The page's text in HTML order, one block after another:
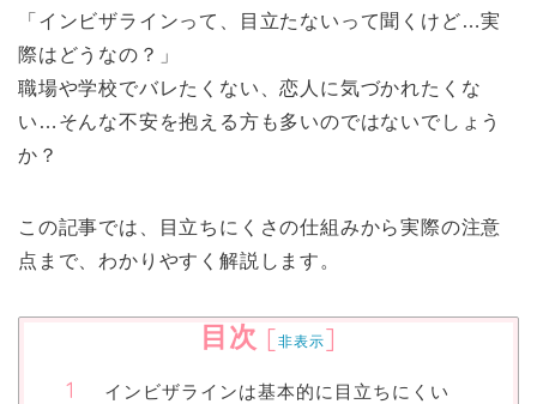
「インビザラインって、目立たないって聞くけど…実
際はどうなの？」
職場や学校でバレたくない、恋人に気づかれたくな
い…そんな不安を抱える方も多いのではないでしょう
か？
この記事では、目立ちにくさの仕組みから実際の注意
点まで、わかりやすく解説します。
目次 [非表示]
インビザラインは基本的に目立ちにくい